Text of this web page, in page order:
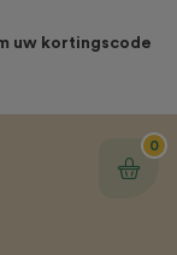
uw kortingscode
0